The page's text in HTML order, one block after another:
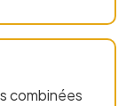
combinées